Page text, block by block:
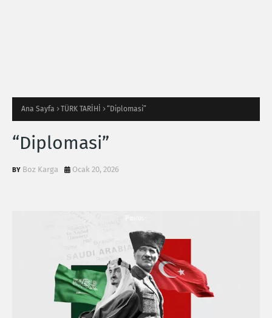
Ana Sayfa TÜRK TARİHİ “Diplomasi”
“Diplomasi”
Boz Karga Ocak 20, 2026